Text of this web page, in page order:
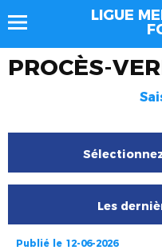
LIGUE
PROCÈS-
Les
Publié le 12-06-2026